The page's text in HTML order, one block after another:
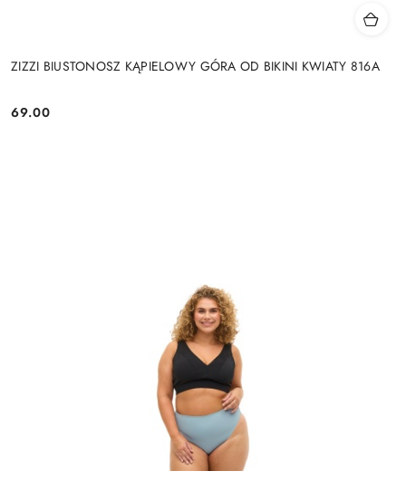
ZIZZI BIUSTONOSZ KĄPIELOWY GÓRA OD BIKINI KWIATY 816A
Cena:
69.00